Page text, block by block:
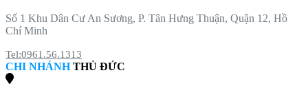
Số 1 Khu Dân Cư An Sương, P. Tân Hưng Thuận, Quận 12, Hồ
Chí Minh
Tel:0961.56.1313
CHI NHÁNHTHỦ ĐỨC